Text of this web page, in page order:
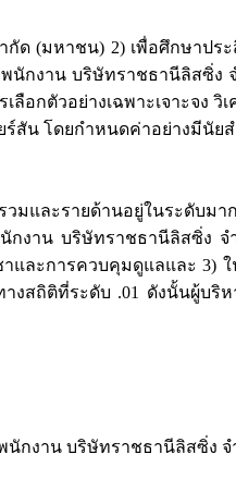
กัด (มหาชน) 2) เพื่อศึกษา
นักงาน บริษัทราชธานีลิสซิ่
กตัวอย่างเฉพาะเจาะจง
สัน โดยกำหนดค่าอย่างมีนัย
และรายด้านอยู่ในระดับม
งาน บริษัทราชธานีลิสซิ่ง
ละการควบคุมดูแลและ 3)
สถิติที่ระดับ .01 ดังนั้นผู้บริ
นักงาน บริษัทราชธานีลิสซิ่ง